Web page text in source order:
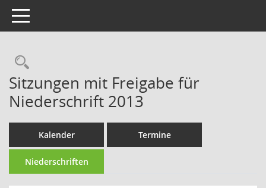
Toggle navigation
Rechercheauswahl
Sitzungen mit Freigabe für
Niederschrift 2013
Kalender Termine
Niederschriften